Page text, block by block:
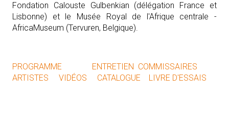
Fondation Calouste Gulbenkian (délégation France et
Lisbonne) et le Musée Royal de l'Afrique centrale -
AfricaMuseum (Tervuren, Belgique).
PROGRAMME
ENTRETIEN COMMISSAIRES
ARTISTES
VIDÉOS CATALOGUE LIVRE D'ESSAIS